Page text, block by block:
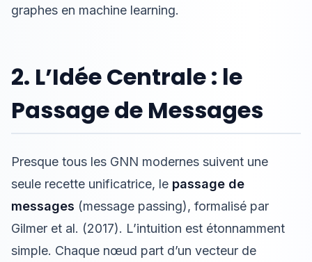
graphes en machine learning.
2. L’Idée Centrale : le
Passage de Messages
Presque tous les GNN modernes suivent une
seule recette unificatrice, le passage de
messages (message passing), formalisé par
Gilmer et al. (2017). L’intuition est étonnamment
simple. Chaque nœud part d’un vecteur de